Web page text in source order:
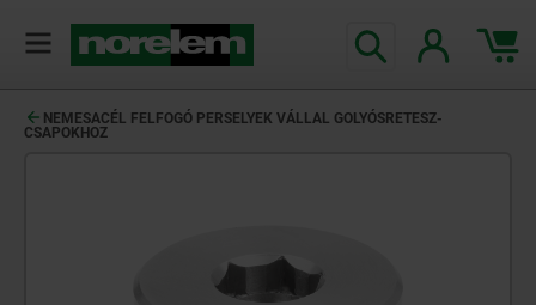
NEMESACÉL FELFOGÓ PERSELYEK VÁLLAL GOLYÓSRETESZ-
CSAPOKHOZ